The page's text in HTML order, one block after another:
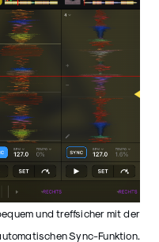
und treffsicher mit der
Sync-Funktion.